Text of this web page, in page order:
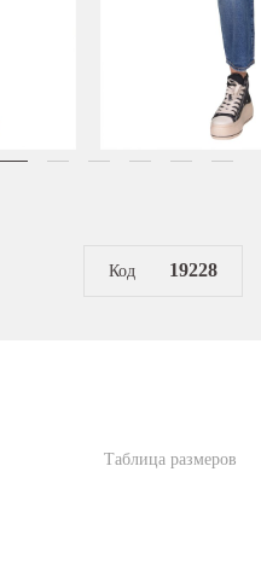
Код 19228
Таблица размеров